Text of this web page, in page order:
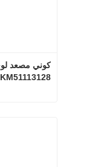
KM51113128